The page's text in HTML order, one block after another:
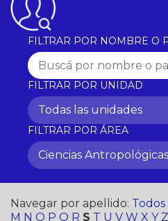
FILTRAR POR NOMBRE O
FILTRAR POR UNIDAD
Todas las unidades
FILTRAR POR ÁREA
Ciencias Antropológicas
Navegar por apellido: Todos
M N O P Q R S T U V W X Y Z